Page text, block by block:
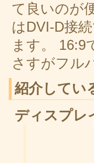
て良いのが
はDVI-D接
ます。 16:9
さすがフル
紹介してい
ディスプレ